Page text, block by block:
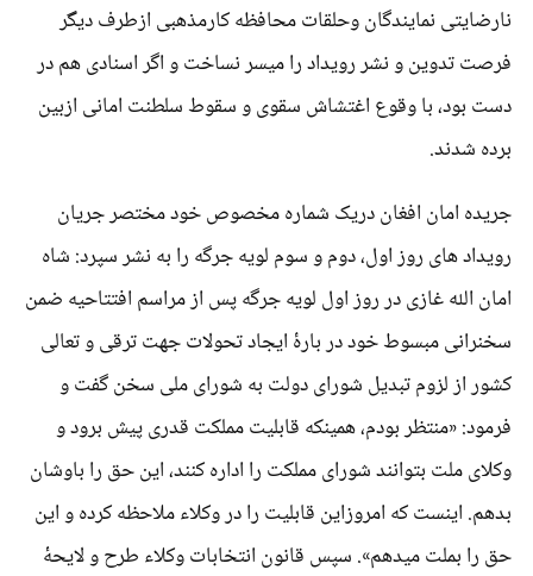
نارضایتی نمایندگان وحلقات محافظه کارمذهبی ازطرف دیگر
فرصت تدوین و نشر رویداد را میسر نساخت و اگر اسنادی هم در
دست بود، با وقوع اغتشاش سقوی و سقوط سلطنت امانی ازبین
برده شدند.
جریده امان افغان دریک شماره مخصوص خود مختصر جریان
رویداد های روز اول، دوم و سوم لویه جرگه را به نشر سپرد: شاه
امان الله غازی در روز اول لویه جرگه پس از مراسم افتتاحیه ضمن
سخنرانی مبسوط خود در بارۀ ایجاد تحولات جهت ترقی و تعالی
کشور از لزوم تبدیل شورای دولت به شورای ملی سخن گفت و
فرمود: «منتظر بودم، همینکه قابلیت مملکت قدری پیش برود و
وکلای ملت بتوانند شورای مملکت را اداره کنند، این حق را باوشان
بدهم. اینست که امروزاین قابلیت را در وکلاء ملاحظه کرده و این
حق را بملت میدهم». سپس قانون انتخابات وکلاء طرح و لایحۀ